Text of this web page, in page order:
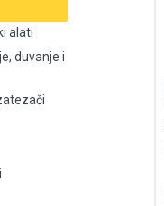
i ispuhavanje
alati
duvanje i